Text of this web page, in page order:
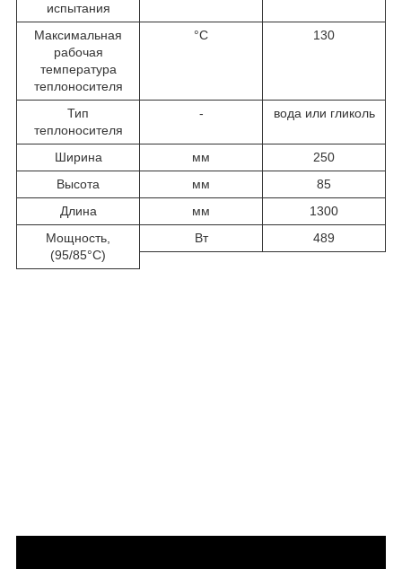
испытания
Максимальная
рабочая
температура
теплоносителя
°C 130
Тип
теплоносителя
- вода или гликоль
Ширина мм
250
Высота
мм
85
Длина
мм
1300
Мощность,
(95/85°С)
Вт 489